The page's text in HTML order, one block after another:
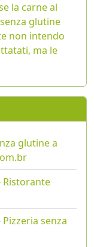
la carne al
glutine
non intendo
ma le
glutine a
Ristorante
senza